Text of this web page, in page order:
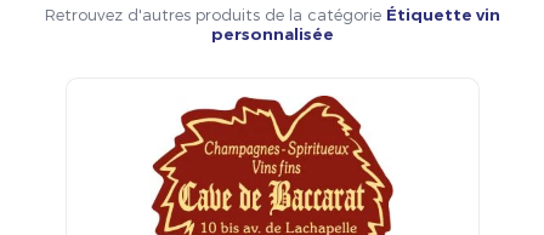
Retrouvez d'autres produits de la catégorie Étiquette vin
personnalisée